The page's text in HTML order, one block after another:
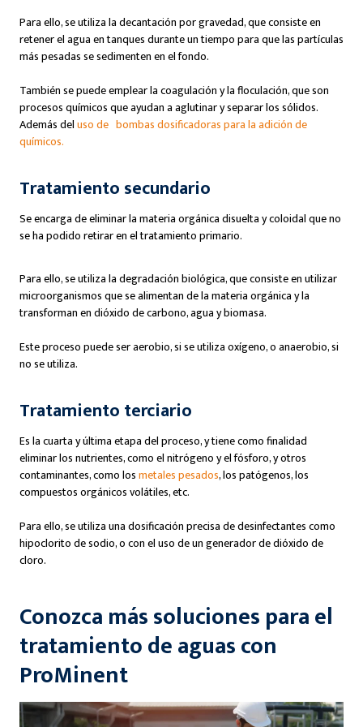
Para ello, se utiliza la decantación por gravedad, que consiste en
retener el agua en tanques durante un tiempo para que las partículas
más pesadas se sedimenten en el fondo.
También se puede emplear la coagulación y la floculación, que son
procesos químicos que ayudan a aglutinar y separar los sólidos.
Además deluso de bombas dosificadoras para la adición de
químicos.
Tratamiento secundario
Se encarga de eliminar la materia orgánica disuelta y coloidal que no
se ha podido retirar en el tratamiento primario.
Para ello, se utiliza la degradación biológica, que consiste en utilizar
microorganismos que se alimentan de la materia orgánica y la
transforman en dióxido de carbono, agua y biomasa.
Este proceso puede ser aerobio, si se utiliza oxígeno, o anaerobio, si
no se utiliza.
Tratamiento terciario
Es la cuarta y última etapa del proceso, y tiene como finalidad
eliminar los nutrientes, como el nitrógeno y el fósforo, y otros
contaminantes, como losmetales pesados, los patógenos, los
compuestos orgánicos volátiles, etc.
Para ello, se utiliza una dosificación precisa de desinfectantes como
hipoclorito de sodio, o con el uso de un generador de dióxido de
cloro.
Conozca más soluciones para el
tratamiento de aguas con
ProMinent